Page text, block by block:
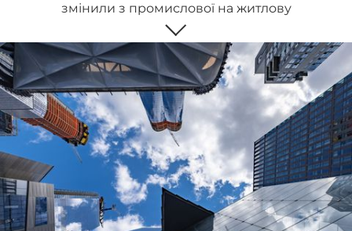
змінили з промислової на житлову